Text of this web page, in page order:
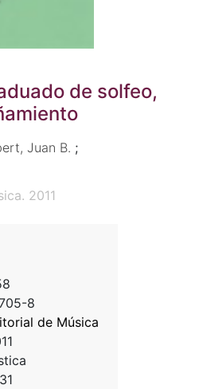
de solfeo,
Juan B. ;
2011
8
de Música